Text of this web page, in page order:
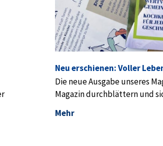
Neu erschienen: Voller
Die neue Ausgabe unseres
Magazin durchblättern und
Mehr